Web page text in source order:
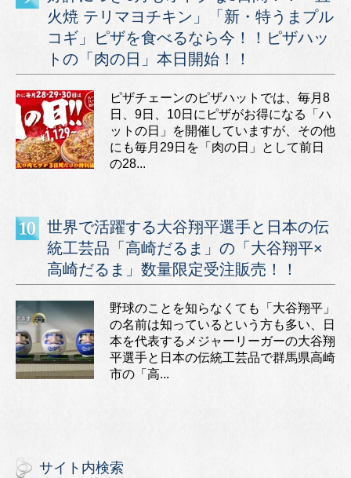
火焼 テリマヨチキン」「新・特うまプル
コギ」ピザを食べるなら今！！ピザハッ
トの「肉の日」本日開始！！
ピザチェーンのピザハットでは、毎月8
日、9日、10日にピザがお得になる「ハ
ットの日」を開催していますが、その他
にも毎月29日を「肉の日」として前日
の28...
世界で活躍する大谷翔平選手と日本の伝
統工芸品「高崎だるま」の「大谷翔平×
高崎だるま」数量限定受注販売！！
野球のことを知らなくても「大谷翔平」
の名前は知っているという方も多い、日
本を代表するメジャーリーガーの大谷翔
平選手と日本の伝統工芸品で群馬県高崎
市の「高...
サイト内検索